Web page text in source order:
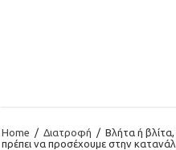
Home / Διατροφή / Βλήτα ή
πρέπει να προσέχουμε στην